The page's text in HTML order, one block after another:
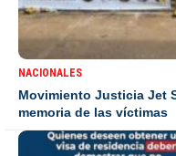
NACIONALES
Movimiento Justicia Jet
memoria de las víctimas